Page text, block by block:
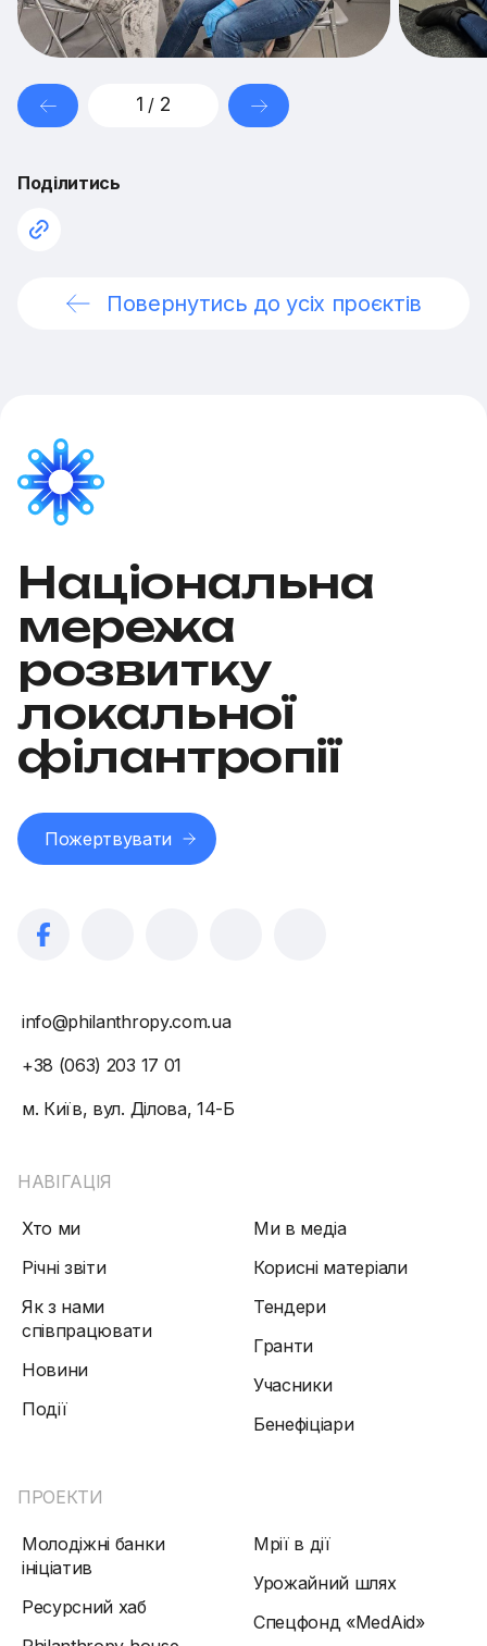
1 / 2
Поділитись
Повернутись до усіх проєктів
Національна
мережа
розвитку
локальної
філантропії
Пожертвувати
info@philanthropy.com.ua
+38 (063) 203 17 01
м. Київ, вул. Ділова, 14-Б
НАВІГАЦІЯ
Хто ми
Річні звіти
Як з нами
співпрацювати
Новини
Події
Ми в медіа
Корисні матеріали
Тендери
Гранти
Учасники
Бенефіціари
ПРОЕКТИ
Молодіжні банки
ініціатив
Ресурсний хаб
Мрії в дії
Урожайний шлях
Спецфонд «MedAid»